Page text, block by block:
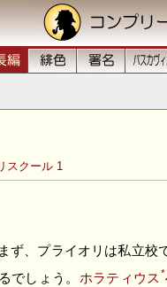
スクール 1
まず、プライオリは私立
でしょう。 ホラティウス *